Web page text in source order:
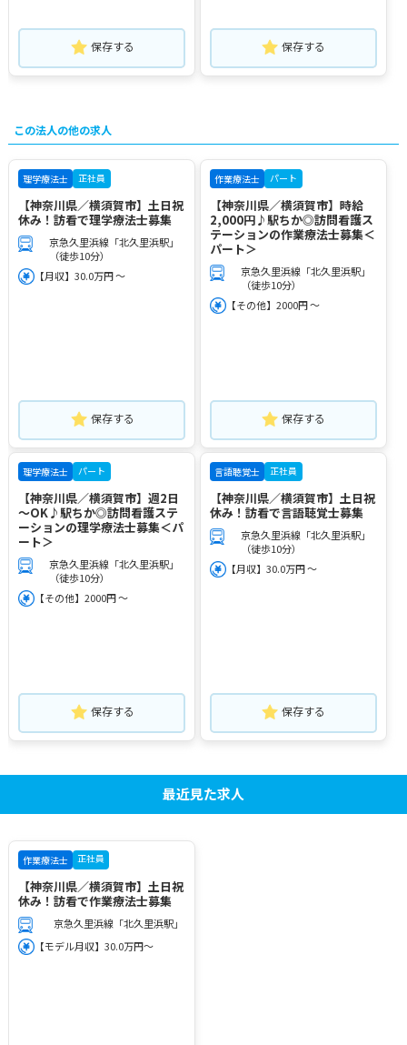
保存する 保存する
この法人の他の求人
理学療法士 正社員
【神奈川県／横須賀市】土日祝
休み！訪看で理学療法士募集
京急久里浜線「北久里浜駅」
（徒歩10分）
【月収】30.0万円 ～
保存する
作業療法士 パート
【神奈川県／横須賀市】時給
2,000円♪駅ちか◎訪問看護ス
テーションの作業療法士募集＜
パート＞
京急久里浜線「北久里浜駅」
（徒歩10分）
【その他】2000円 ～
保存する
理学療法士 パート
【神奈川県／横須賀市】週2日
～OK♪駅ちか◎訪問看護ステ
ーションの理学療法士募集＜パ
ート＞
京急久里浜線「北久里浜駅」
（徒歩10分）
【その他】2000円 ～
保存する
言語聴覚士 正社員
【神奈川県／横須賀市】土日祝
休み！訪看で言語聴覚士募集
京急久里浜線「北久里浜駅」
（徒歩10分）
【月収】30.0万円 ～
保存する
最近見た求人
作業療法士 正社員
【神奈川県／横須賀市】土日祝
休み！訪看で作業療法士募集
京急久里浜線「北久里浜駅」
【モデル月収】30.0万円～